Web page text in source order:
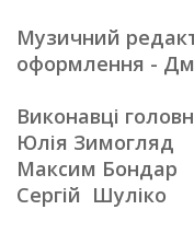
Музичний
оформлення -
Виконавці
Юлія Зимогляд
Максим Бондар
Сергій Шуліко